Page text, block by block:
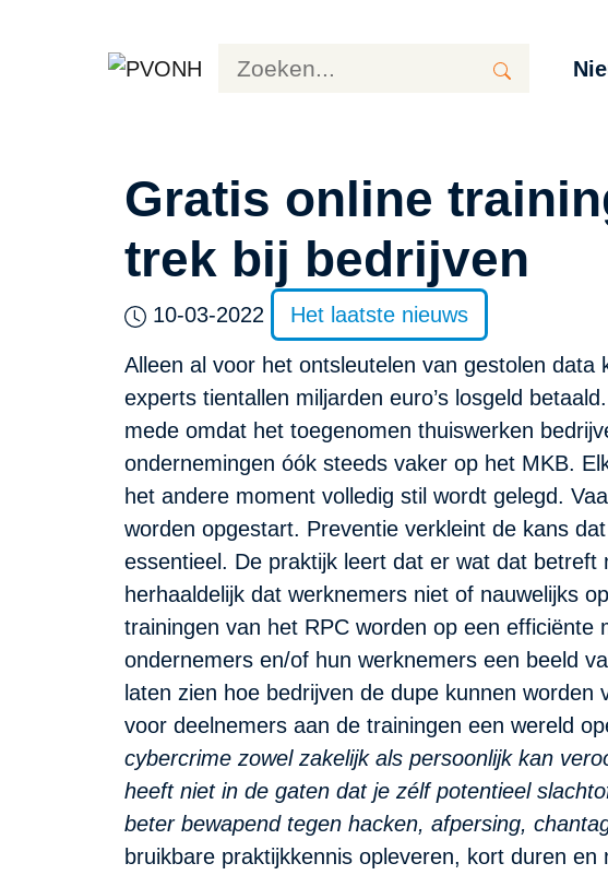
Gratis online
trek bij bedrijven
10-03-2022 Het laatste nieuws
Alleen al voor het ontsleutelen van gestolen
experts tientallen miljarden euro’s losgeld
mede omdat het toegenomen thuiswerken
ondernemingen óók steeds vaker op het MKB.
het andere moment volledig stil wordt gelegd.
worden opgestart. Preventie verkleint de kans
essentieel. De praktijk leert dat er wat dat
herhaaldelijk dat werknemers niet of nauwelijks
trainingen van het RPC worden op een
ondernemers en/of hun werknemers een beeld
laten zien hoe bedrijven de dupe kunnen
voor deelnemers aan de trainingen een wereld
cybercrime zowel zakelijk als persoonlijk kan
heeft niet in de gaten dat je zélf potentieel
beter bewapend tegen hacken, afpersing,
bruikbare praktijkkennis opleveren, kort duren en